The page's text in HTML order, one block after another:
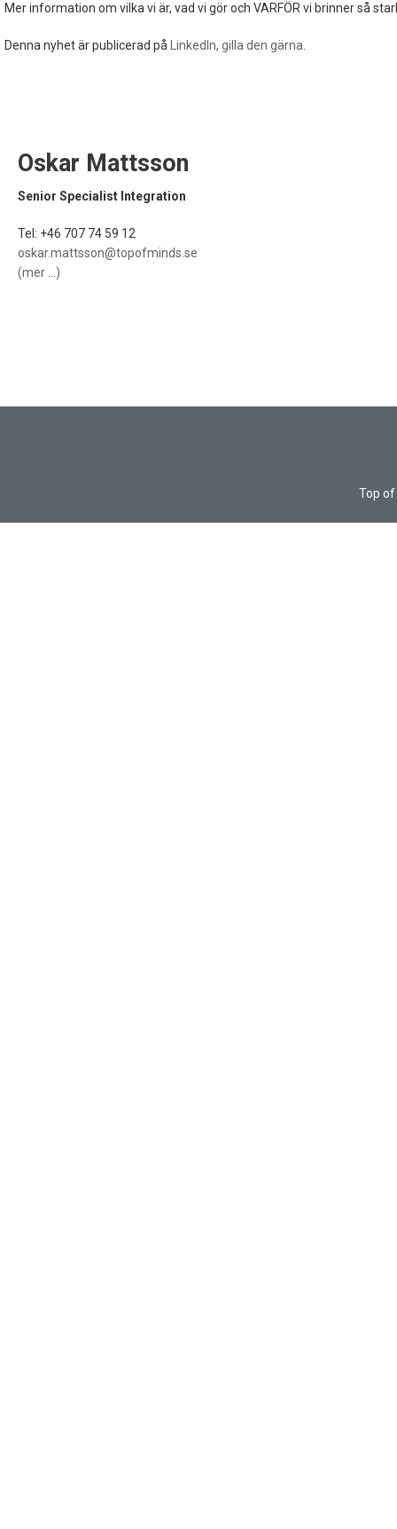
Mer information om vilka vi är, vad vi gör och VARFÖR vi brinner så
Denna nyhet är publicerad på LinkedIn, gilla den gärna.
Oskar Mattsson
Senior Specialist Integration
Tel: +46 707 74 59 12
oskar.mattsson@topofminds.se
(mer …)
Top of